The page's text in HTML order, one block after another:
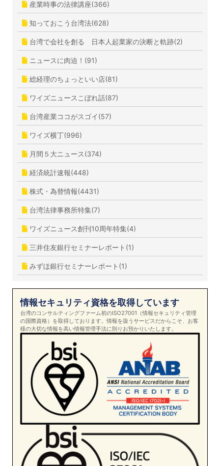
産業時事の法律講座(366)
知っておこう台湾法(628)
台湾で会社を創る 日本人起業家の決断と軌跡(2)
ニュースに肉迫！(91)
総経理のちょっといい店(81)
ワイズニュースこぼれ話(87)
台湾産業ココがスゴイ(57)
ワイズ横丁(996)
月間５大ニュース(374)
経済統計速報(448)
株式・為替情報(4431)
台湾法律事務所特集(7)
ワイズニュース創刊10周年特集(4)
三井住友銀行セミナーレポート(1)
みずほ銀行セミナーレポート(1)
情報セキュリティ資格を取得しています
台湾のコンサルティングファーム初のISO27001（情報セキュリティ管理
の国際資格）を取得しております。情報を扱うサービスだからこそ、お客
様の大切な情報を高い情報管理手法に則りお預かりいたします。